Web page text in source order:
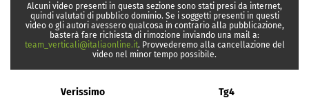
Alcuni video presenti in questa sezione sono stati presi da internet,
quindi valutati di pubblico dominio. Se i soggetti presenti in questi
video o gli autori avessero qualcosa in contrario alla pubblicazione,
basterà fare richiesta di rimozione inviando una mail a:
team_verticali@italiaonline.it. Provvederemo alla cancellazione del
video nel minor tempo possibile.
Verissimo Tg4